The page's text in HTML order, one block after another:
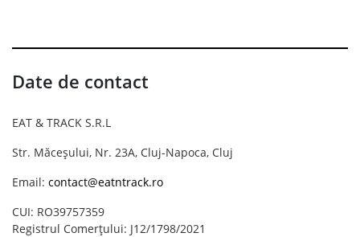
Date de contact
EAT & TRACK S.R.L
Str. Măceșului, Nr. 23A, Cluj-Napoca, Cluj
Email: contact@eatntrack.ro
CUI: RO39757359
Registrul Comerțului: J12/1798/2021